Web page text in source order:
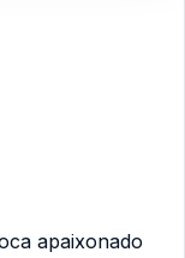
apaixonado